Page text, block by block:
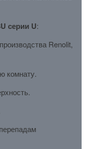
серии U:
Renolit,
комнату.